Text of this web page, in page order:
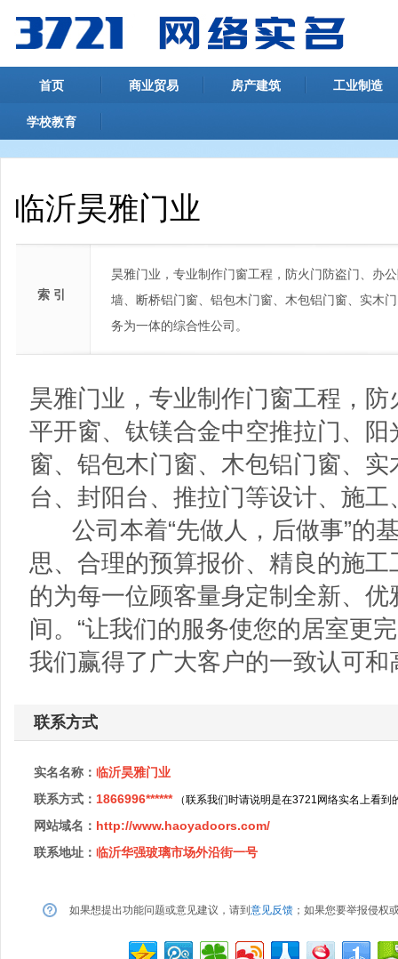
首页 商业贸易 房产建筑 工业制造
学校教育
临沂昊雅门业
索 引
昊雅门业，专业制作门窗工程，防火门防盗门、办
墙、断桥铝门窗、铝包木门窗、木包铝门窗、实木
务为一体的综合性公司。
昊雅门业，专业制作门窗工程，
平开窗、钛镁合金中空推拉门、
窗、铝包木门窗、木包铝门窗、
台、封阳台、推拉门等设计、施
公司本着“先做人，后做事”的
思、合理的预算报价、精良的施
的为每一位顾客量身定制全新、
间。“让我们的服务使您的居室更
我们赢得了广大客户的一致认可和
联系方式
实名名称： 临沂昊雅门业
联系方式： 1866996******（联系我们时请说明是在3721网络实名上看到
网站域名： http://www.haoyadoors.com/
联系地址： 临沂华强玻璃市场外沿街一号
如果想提出功能问题或意见建议，请到 意见反馈 ；如果您要举报侵权